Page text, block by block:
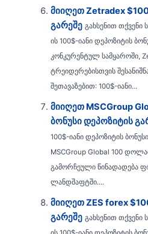
მიიღეთ Zetradex
გარეშე გახსენით თქვენი
ის 100$-იანი დეპოზიტის
კონკურენტულ სამყაროში,
ტრეიდერებისთვის
შეთავაზებით: 100$-იანი...
მიიღეთ MSCGroup
ბონუსი დეპოზიტის
100$-იანი დეპოზიტის
MSCGroup Global 100
გამორჩეული წინადადება
ლანდშაფტში....
მიიღეთ ZES forex
გარეშე გახსენით თქვენი